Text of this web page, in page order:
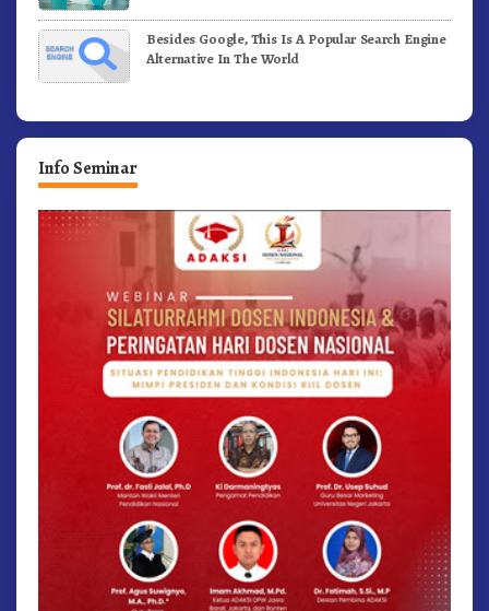
Besides Google, This Is A Popular Search Engine
Alternative In The World
Info Seminar